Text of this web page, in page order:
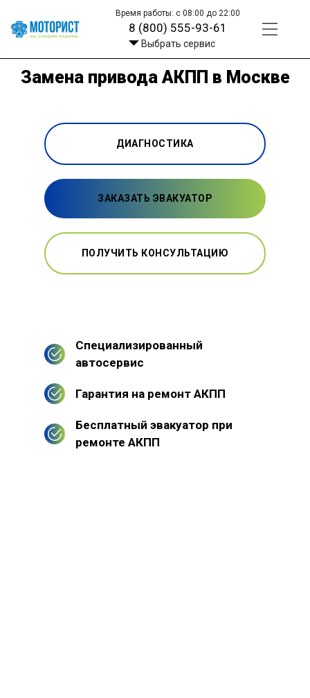
Время работы: с 08:00 до 22:00
8 (800) 555-93-61
Выбрать сервис
Замена привода АКПП в Москве
ДИАГНОСТИКА
ЗАКАЗАТЬ ЭВАКУАТОР
ПОЛУЧИТЬ КОНСУЛЬТАЦИЮ
Специализированный
автосервис
Гарантия на ремонт АКПП
Бесплатный эвакуатор при
ремонте АКПП